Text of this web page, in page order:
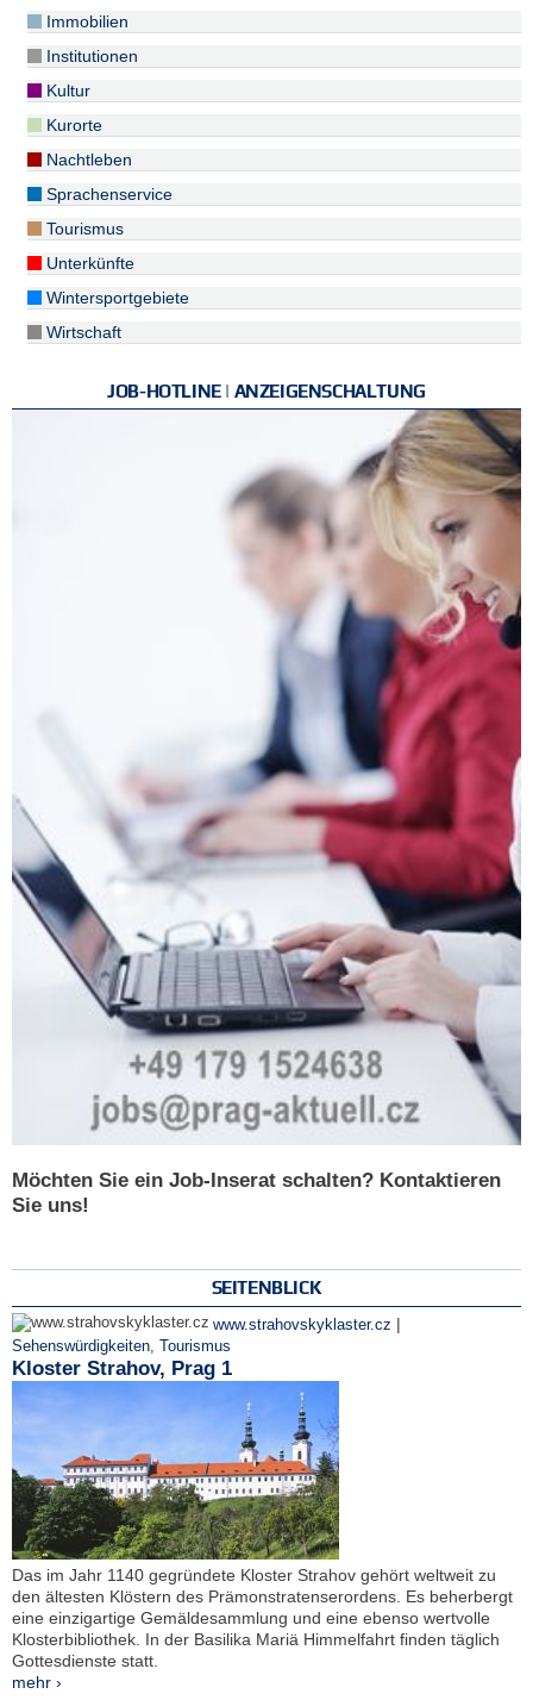
Immobilien
Institutionen
Kultur
Kurorte
Nachtleben
Sprachenservice
Tourismus
Unterkünfte
Wintersportgebiete
Wirtschaft
JOB-HOTLINE | ANZEIGENSCHALTUNG
Möchten Sie ein Job-Inserat schalten? Kontaktieren
Sie uns!
SEITENBLICK
www.strahovskyklaster.cz |
Sehenswürdigkeiten, Tourismus
Kloster Strahov, Prag 1
Das im Jahr 1140 gegründete Kloster Strahov gehört weltweit zu
den ältesten Klöstern des Prämonstratenserordens. Es beherbergt
eine einzigartige Gemäldesammlung und eine ebenso wertvolle
Klosterbibliothek. In der Basilika Mariä Himmelfahrt finden täglich
Gottesdienste statt.
mehr ›